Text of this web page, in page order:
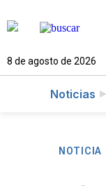
8 de agosto de 2026
Noticias
NOTICIA